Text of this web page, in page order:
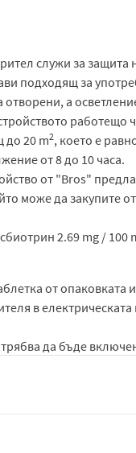
служи за
подходящ за
отворени, а
работещо
до 20 m2, което е
от 8 до 10 часа.
от "Bros"
може да закупите
2.69 mg / 100
от опаковката
в
да бъде